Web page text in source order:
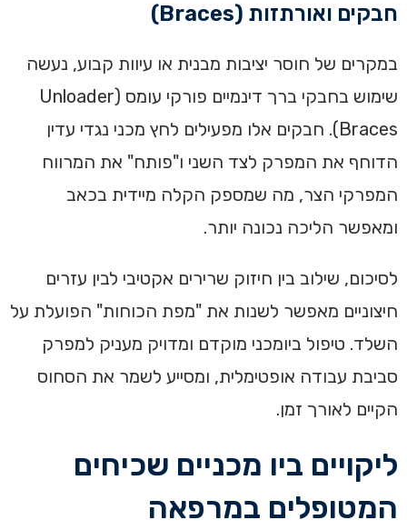
חבקים ואורתזות (Braces)
במקרים של חוסר יציבות מבנית או עיוות קבוע, נעשה
שימוש בחבקי ברך דינמיים פורקי עומס (Unloader
Braces). חבקים אלו מפעילים לחץ מכני נגדי עדין
הדוחף את המפרק לצד השני ו"פותח" את המרווח
המפרקי הצר, מה שמספק הקלה מיידית בכאב
ומאפשר הליכה נכונה יותר.
לסיכום, שילוב בין חיזוק שרירים אקטיבי לבין עזרים
חיצוניים מאפשר לשנות את "מפת הכוחות" הפועלת על
השלד. טיפול ביומכני מוקדם ומדויק מעניק למפרק
סביבת עבודה אופטימלית, ומסייע לשמר את הסחוס
הקיים לאורך זמן.
ליקויים ביו מכניים שכיחים
המטופלים במרפאה